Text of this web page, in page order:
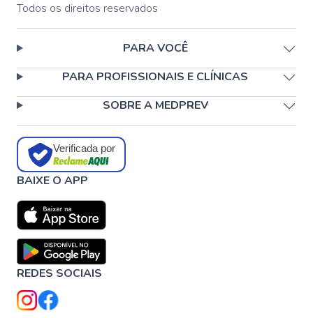
Todos os direitos reservados
PARA VOCÊ
PARA PROFISSIONAIS E CLÍNICAS
SOBRE A MEDPREV
Verificada por
BAIXE O APP
REDES SOCIAIS